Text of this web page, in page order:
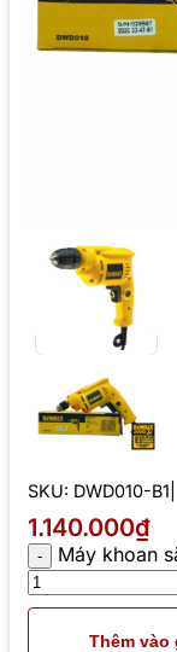
SKU: DWD010-B1
1.140.000₫
Máy khoan
Thêm vào